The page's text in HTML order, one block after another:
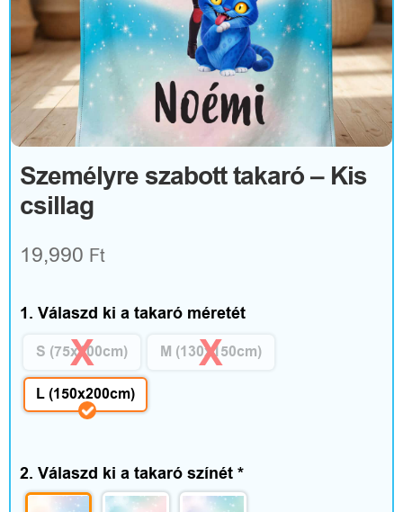
l
R
u
h
á
z
a
é
s
k
i
g
Személyre szabott takaró – Kis
csillag
19,990 Ft
1. Válaszd ki a takaró méretét
S (75x100cm) M (130x150cm)
L (150x200cm)
2. Válaszd ki a takaró színét *